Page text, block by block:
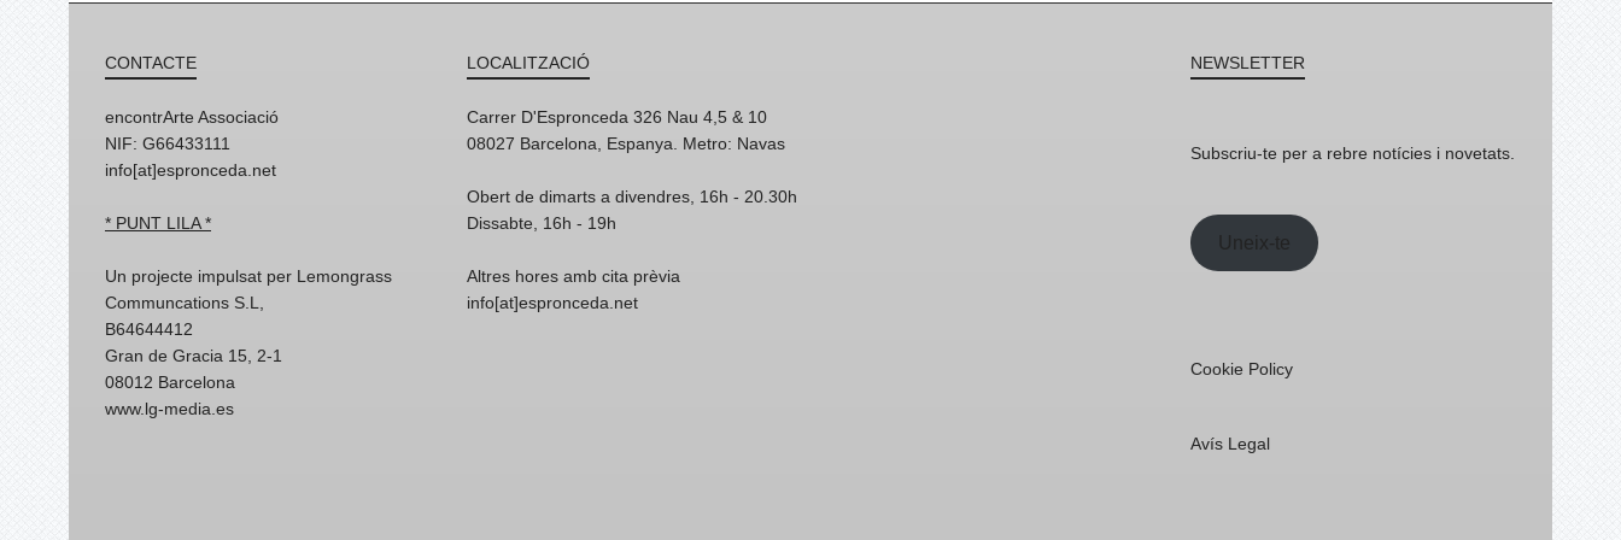
CONTACTE
encontrArte Associació
NIF: G66433111
info[at]espronceda.net
* PUNT LILA *
Un projecte impulsat per Lemongrass
Communcations S.L,
B64644412
Gran de Gracia 15, 2-1
08012 Barcelona
www.lg-media.es
LOCALITZACIÓ
Carrer D'Espronceda 326 Nau 4,5 & 10
08027 Barcelona, Espanya. Metro: Navas
Obert de dimarts a divendres, 16h - 20.30h
Dissabte, 16h - 19h
Altres hores amb cita prèvia
info[at]espronceda.net
NEWSLETTER
Subscriu-te per a rebre notícies i novetats.
Uneix-te
Cookie Policy
Avís Legal